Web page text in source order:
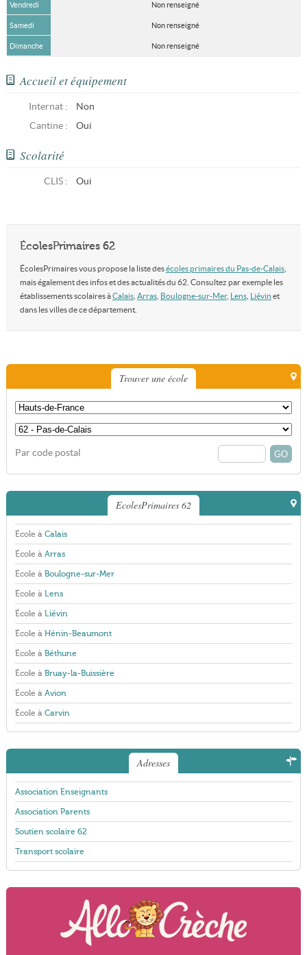
Vendredi Non renseigné
Samedi Non renseigné
Dimanche Non renseigné
Accueil et équipement
Internat :
Non
Cantine :
Oui
Scolarité
CLIS: Oui
ÉcolesPrimaires 62
ÉcolesPrimaires vous propose la liste desécoles primaires du Pas-de-Calais,
mais également des infos et des actualités du 62. Consultez par exemple les
établissements scolaires àCalais, Arras, Boulogne-sur-Mer, Lens, Liévin et
dans les villes de ce département.
Trouver une école
Par code postal
EcolesPrimaires 62
École à Calais
École à Arras
École à Boulogne-sur-Mer
École à Lens
École à Liévin
École à Hénin-Beaumont
École à Béthune
École à Bruay-la-Buissière
École à Avion
École à Carvin
Adresses
Association Enseignants
Association Parents
Soutien scolaire 62
Transport scolaire